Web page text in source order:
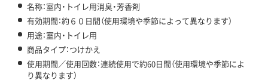
名称：室内・トイレ用消臭・芳香剤
有効期間：約６０日間（使用環境や季節によって異なります）
用途：室内・トイレ用
商品タイプ：つけかえ
使用期間／使用回数：連続使用で約60日間（使用環境や季節によ
り異なります）